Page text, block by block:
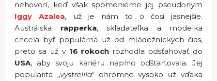
nehovorí, keď však spomenieme jej pseudonym
Iggy Azalea, už je nám to o čosi jasnejšie.
Austrálska rapperka, skladateľka a modelka
chcela byť populárna už od mládežníckych čias,
preto sa už v16 rokoch rozhodla odsťahovať do
USA, aby svoju kariéru naplno odštartovala. Jej
popularita „vystrelila“ ohromne vysoko už vďaka